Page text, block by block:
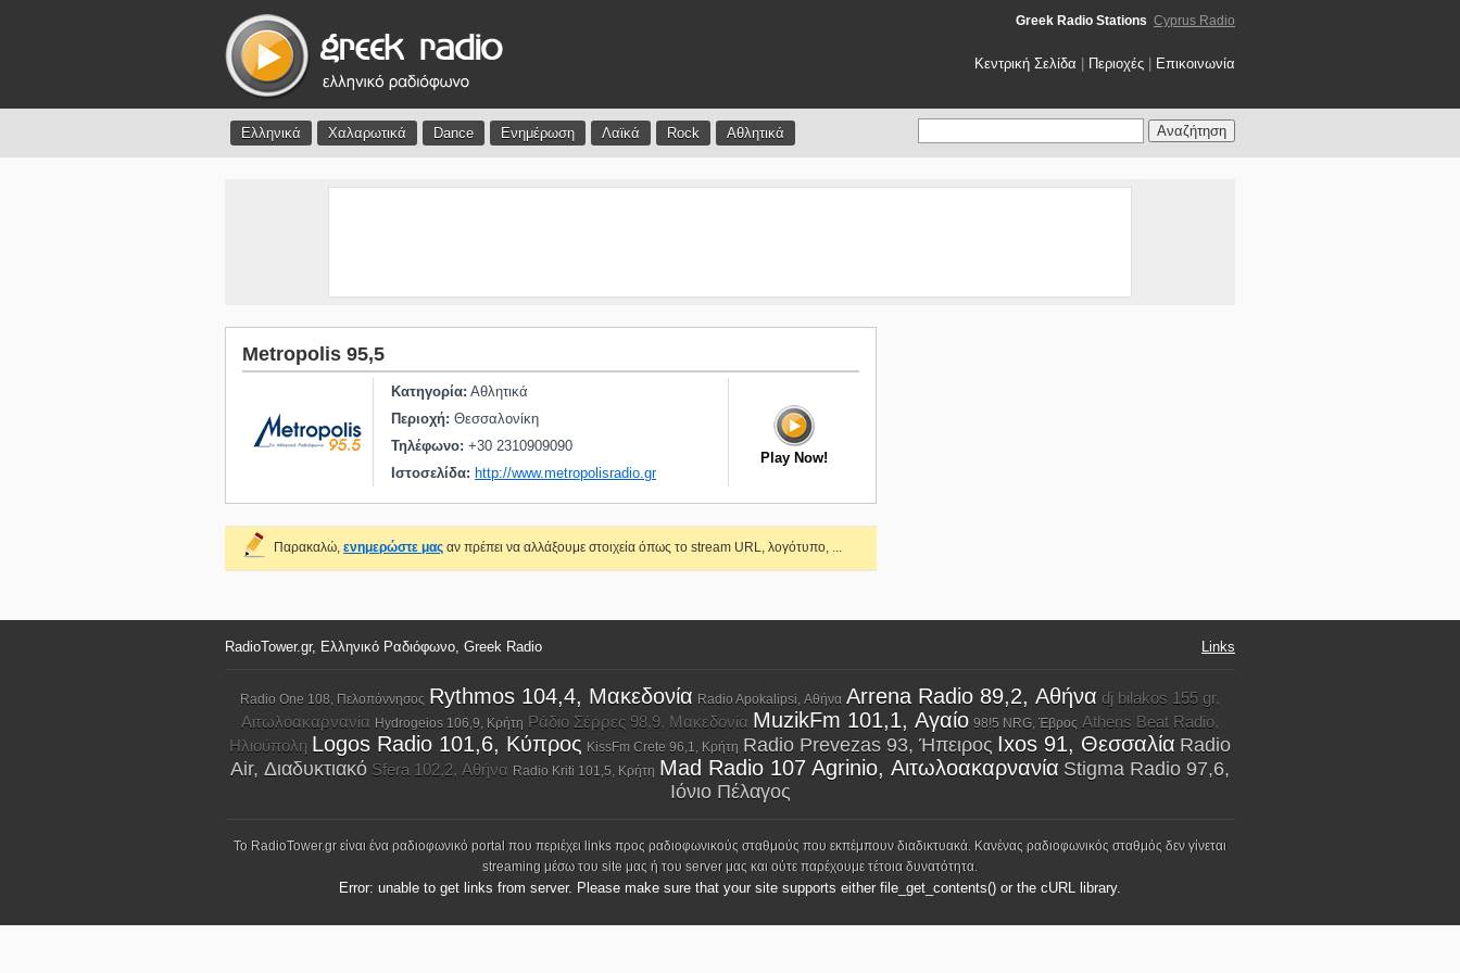
Greek Radio Stations Cyprus Radio
Κεντρική Σελίδα Περιοχές Επικοινωνία
Ελληνικά Χαλαρωτικά Dance Ενημέρωση Λαϊκά Rock Αθλητικά
Metropolis 95,5
Κατηγορία: Αθλητικά
Περιοχή: Θεσσαλονίκη
Τηλέφωνο: +30 2310909090
Ιστοσελίδα: http://www.metropolisradio.gr
Play Now!
Παρακαλώ, ενημερώστε μας αν πρέπει να αλλάξουμε στοιχεία όπως το stream URL, λογότυπο, ...
RadioTower.gr, Ελληνικό Ραδιόφωνο, Greek Radio Links
Radio One 108, Πελοπόννησος Rythmos 104,4, Μακεδονία Radio Apokalipsi, Αθήνα Arrena Radio 89,2, Αθήνα dj bilakos 155 gr,
Αιτωλοακαρνανία Hydrogeios 106,9, Κρήτη Ράδιο Σέρρες 98,9, Μακεδονία MuzikFm 101,1, Αγαίο 98!5 NRG, Έβρος Athens Beat Radio,
Ηλιούπολη Logos Radio 101,6, Κύπρος KissFm Crete 96,1, Κρήτη Radio Prevezas 93, Ήπειρος Ixos 91, Θεσσαλία Radio
Air, Διαδυκτιακό Sfera 102,2, Αθήνα Radio Kriti 101,5, Κρήτη Mad Radio 107 Agrinio, Αιτωλοακαρνανία Stigma Radio 97,6,
Ιόνιο Πέλαγος
Το RadioTower.gr είναι ένα ραδιοφωνικό portal που περιέχει links προς ραδιοφωνικούς σταθμούς που εκπέμπουν διαδικτυακά. Κανένας ραδιοφωνικός σταθμός δεν γίνεται
streaming μέσω του site μας ή του server μας και ούτε παρέχουμε τέτοια δυνατότητα.
Error: unable to get links from server. Please make sure that your site supports either file_get_contents() or the cURL library.